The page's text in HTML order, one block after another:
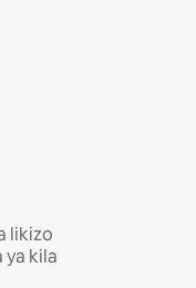
likizo
ya kila